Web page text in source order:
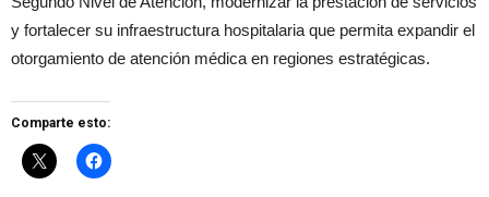
y fortalecer su infraestructura hospitalaria que permita expandir el
otorgamiento de atención médica en regiones estratégicas.
Comparte esto: